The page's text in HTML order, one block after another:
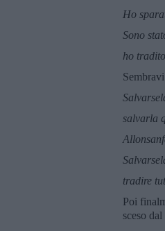
Ho
Sono
ho
salvarla
tradire
Poi
sceso